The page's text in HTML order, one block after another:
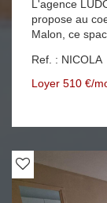
L'agence
propose au
Malon, ce
avec placards
salle d'eau et
chauffage
Ref. : NICOLA
Loyer 510 €/